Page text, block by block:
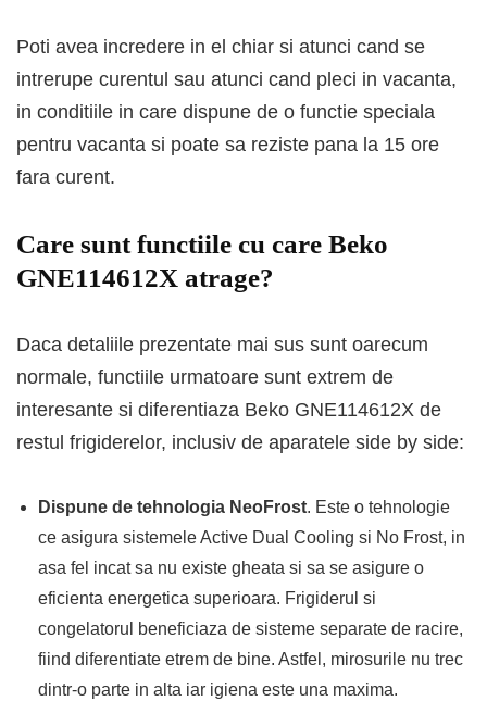
Poti avea incredere in el chiar si atunci cand se
intrerupe curentul sau atunci cand pleci in vacanta,
in conditiile in care dispune de o functie speciala
pentru vacanta si poate sa reziste pana la 15 ore
fara curent.
Care sunt functiile cu care Beko
GNE114612X atrage?
Daca detaliile prezentate mai sus sunt oarecum
normale, functiile urmatoare sunt extrem de
interesante si diferentiaza Beko GNE114612X de
restul frigiderelor, inclusiv de aparatele side by side:
Dispune de tehnologia NeoFrost. Este o tehnologie
ce asigura sistemele Active Dual Cooling si No Frost, in
asa fel incat sa nu existe gheata si sa se asigure o
eficienta energetica superioara. Frigiderul si
congelatorul beneficiaza de sisteme separate de racire,
fiind diferentiate etrem de bine. Astfel, mirosurile nu trec
dintr-o parte in alta iar igiena este una maxima.